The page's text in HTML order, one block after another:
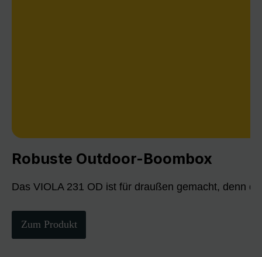
Robuste Outdoor-Boombox
Das VIOLA 231 OD ist für draußen gemacht, denn
Zum Produkt